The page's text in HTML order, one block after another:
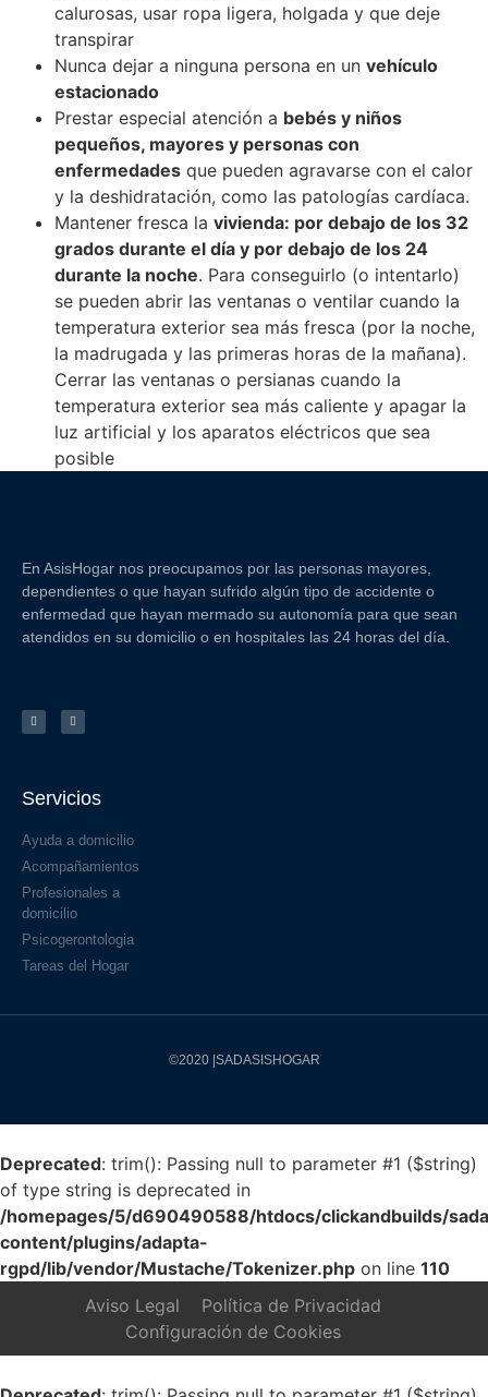
calurosas, usar ropa ligera, holgada y que deje
transpirar
Nunca dejar a ninguna persona en un vehículo
estacionado
Prestar especial atención a bebés y niños
pequeños, mayores y personas con
enfermedades que pueden agravarse con el calor
y la deshidratación, como las patologías cardíaca.
Mantener fresca la vivienda: por debajo de los 32
grados durante el día y por debajo de los 24
durante la noche. Para conseguirlo (o intentarlo)
se pueden abrir las ventanas o ventilar cuando la
temperatura exterior sea más fresca (por la noche,
la madrugada y las primeras horas de la mañana).
Cerrar las ventanas o persianas cuando la
temperatura exterior sea más caliente y apagar la
luz artificial y los aparatos eléctricos que sea
posible
En AsisHogar nos preocupamos por las personas mayores,
dependientes o que hayan sufrido algún tipo de accidente o
enfermedad que hayan mermado su autonomía para que sean
atendidos en su domicilio o en hospitales las 24 horas del día.
Servicios
Ayuda a domicilio
Acompañamientos
Profesionales a
domicilio
Psicogerontologia
Tareas del Hogar
©2020 |SADASISHOGAR
Deprecated: trim(): Passing null to parameter #1 ($string)
of type string is deprecated in
/homepages/5/d690490588/htdocs/clickandbuilds/
content/plugins/adapta-
rgpd/lib/vendor/Mustache/Tokenizer.php on line 110
Aviso Legal
Política de Privacidad
Configuración de Cookies